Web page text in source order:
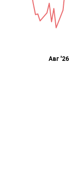
Авг '26